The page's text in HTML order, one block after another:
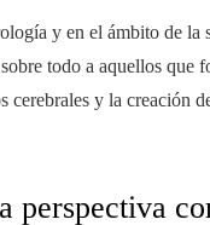
y en el ámbito de
todo a aquellos que
cerebrales y la creación
perspectiva